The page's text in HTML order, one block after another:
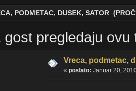
PODMETAC, DUSEK, SATOR
gost pregledaju ovu
Vreca, podmetac,
« poslato: Januar 20,